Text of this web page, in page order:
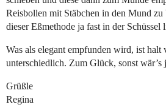
Reisbollen mit Stäbchen in den Mund zu
dieser Eßmethode ja fast in der Schüssel
Was als elegant empfunden wird, ist
unterschiedlich. Zum Glück, sonst
Grüßle
Regina